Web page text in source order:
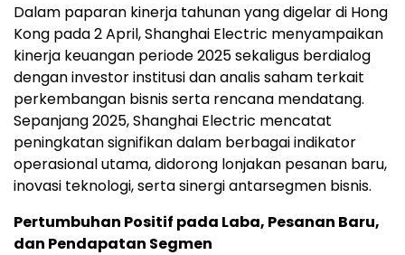
Dalam paparan kinerja tahunan yang digelar di Hong
Kong pada 2 April, Shanghai Electric menyampaikan
kinerja keuangan periode 2025 sekaligus berdialog
dengan investor institusi dan analis saham terkait
perkembangan bisnis serta rencana mendatang.
Sepanjang 2025, Shanghai Electric mencatat
peningkatan signifikan dalam berbagai indikator
operasional utama, didorong lonjakan pesanan baru,
inovasi teknologi, serta sinergi antarsegmen bisnis.
Pertumbuhan Positif pada Laba, Pesanan Baru,
dan Pendapatan Segmen